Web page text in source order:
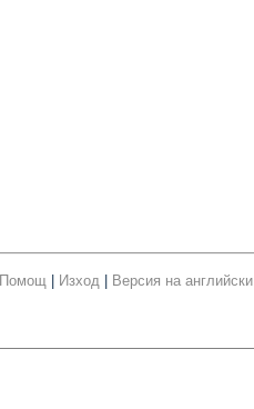
Помощ Изход Версия на английски